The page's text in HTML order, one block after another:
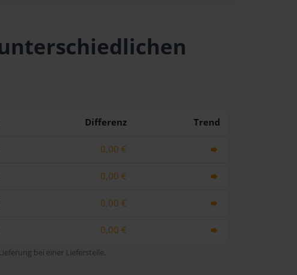
Differenz Trend
0,00 €
0,00 €
0,00 €
0,00 €
bei einer Lieferstelle.